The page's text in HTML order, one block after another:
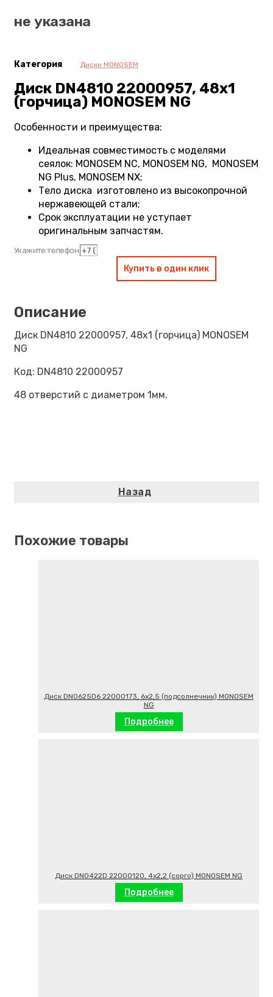
не указана
Категория Диски MONOSEM
Диск DN4810 22000957, 48х1
(горчица) MONOSEM NG
Особенности и преимущества:
Идеальная совместимость с моделями
сеялок: MONOSEM NC, MONOSEM NG, MONOSEM
NG Plus, MONOSEM NX;
Тело диска изготовлено из высокопрочной
нержавеющей стали;
Срок эксплуатации не уступает
оригинальным запчастям.
Укажите телефон
Купить в один клик
Диск DN4810 22000957, 48х1 (горчица) MONOSEM
NG
Код: DN4810 22000957
48 отверстий с диаметром 1мм.
Похожие товары
Диск DN0625D6 22000173, 6х2,5 (подсолнечник) MONOSEM
NG
Подробнее
Диск DN0422D 22000120, 4х2,2 (сорго) MONOSEM NG
Подробнее